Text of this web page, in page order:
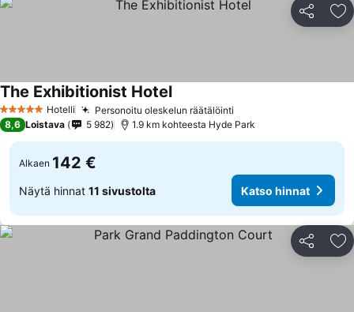
Jaa
5 Tähtiluokitus
Hotelli Personoitu oleskelun räätälöinti
The Exhibitionist HotelKatso hinnat
8,6 Loistava 5 982 1.9 km kohteesta Hyde Park
Alkaen 142 €
Näytä hinnat 11 sivustolta Katso hinnat
Jaa